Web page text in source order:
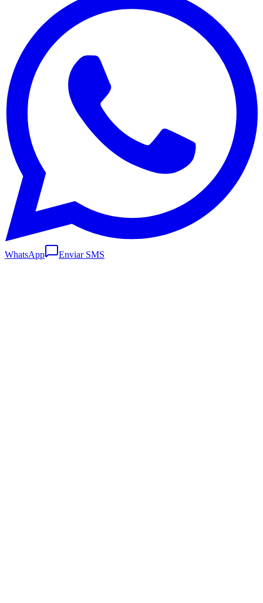
WhatsApp Enviar SMS